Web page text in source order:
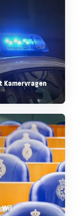
Kamervragen
Wil